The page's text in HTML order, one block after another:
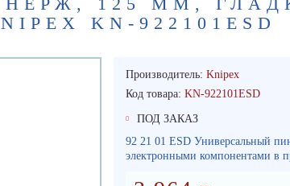
KN-922101ESD
Производитель: Knipex
Код товара: KN-922101ESD
ПОД ЗАКАЗ
92 21 01 ESD Универсальный
электронными компонентами в